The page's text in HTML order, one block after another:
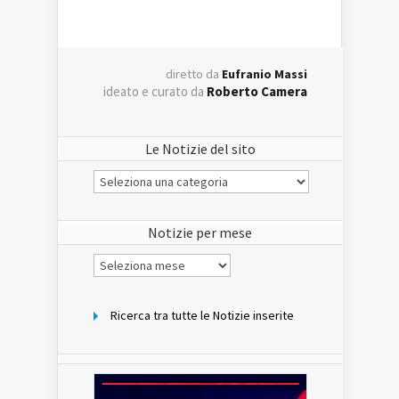
diretto da Eufranio Massi
ideato e curato da Roberto Camera
Le Notizie del sito
Le
Notizie
Notizie per mese
Notizie
per
Ricerca tra tutte le Notizie inserite